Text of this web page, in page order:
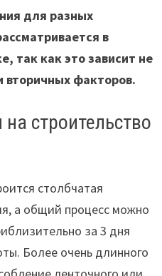
для разных
в
так как это зависит не
вторичных факторов.
строительство
столбчатая
а общий процесс можно
за 3 дня
Более очень длинного